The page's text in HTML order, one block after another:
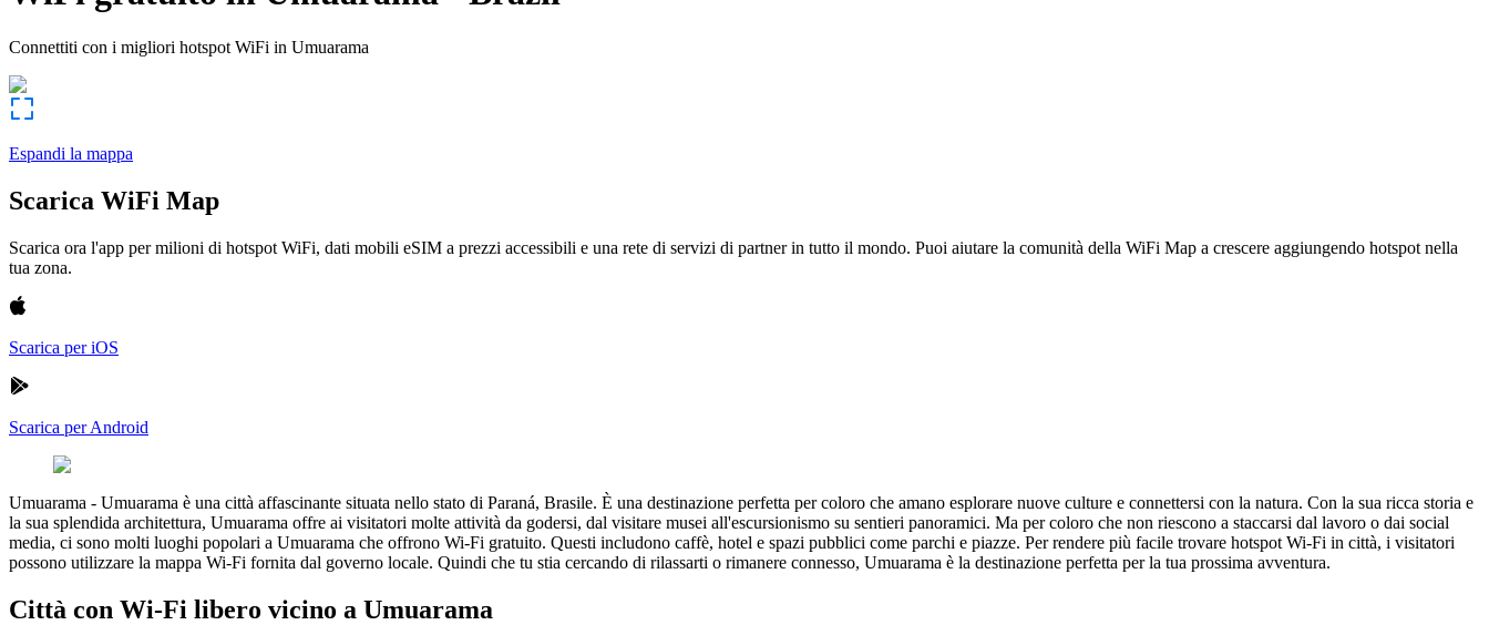
Connettiti con i migliori hotspot WiFi in Umuarama
Espandi la mappa
Scarica WiFi Map
Scarica ora l'app per milioni di hotspot WiFi, dati mobili eSIM a prezzi accessibili e una rete di servizi di partner in tutto il mondo. Puoi aiutare la comunità della WiFi Map a crescere aggiungendo hotspot nella
tua zona.
Scarica per iOS
Scarica per Android
Umuarama - Umuarama è una città affascinante situata nello stato di Paraná, Brasile. È una destinazione perfetta per coloro che amano esplorare nuove culture e connettersi con la natura. Con la sua ricca storia e
la sua splendida architettura, Umuarama offre ai visitatori molte attività da godersi, dal visitare musei all'escursionismo su sentieri panoramici. Ma per coloro che non riescono a staccarsi dal lavoro o dai social
media, ci sono molti luoghi popolari a Umuarama che offrono Wi-Fi gratuito. Questi includono caffè, hotel e spazi pubblici come parchi e piazze. Per rendere più facile trovare hotspot Wi-Fi in città, i visitatori
possono utilizzare la mappa Wi-Fi fornita dal governo locale. Quindi che tu stia cercando di rilassarti o rimanere connesso, Umuarama è la destinazione perfetta per la tua prossima avventura.
Città con Wi-Fi libero vicino a Umuarama